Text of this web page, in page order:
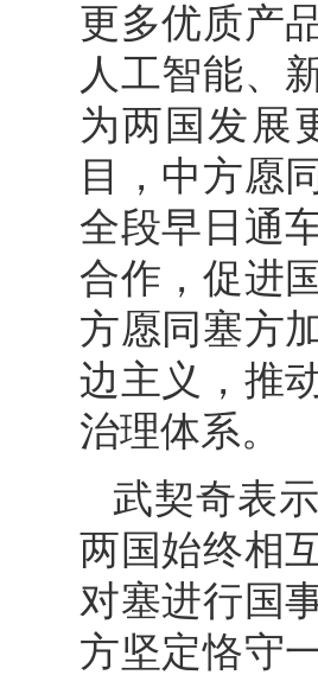
更多优质产
人工智能、
为两国发展
目，中方愿
全段早日通
合作，促进
方愿同塞方
边主义，推
治理体系。
武契奇表
两国始终相
对塞进行国
方坚定恪守